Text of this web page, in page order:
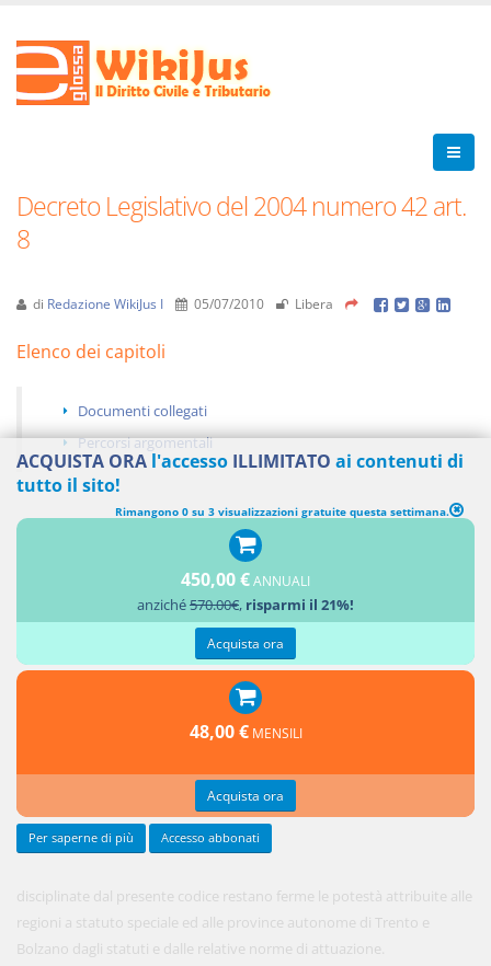
Decreto Legislativo del 2004 numero 42 art.
8
di Redazione WikiJus I 05/07/2010 Libera
Elenco dei capitoli
Documenti collegati
Percorsi argomentali
REGIONI E PROVINCE AD AUTONOMIA SPECIALE
disciplinate dal presente codice restano ferme le potestà attribuite alle
regioni a statuto speciale ed alle province autonome di Trento e
Bolzano dagli statuti e dalle relative norme di attuazione.
ACQUISTA ORA l'accesso ILLIMITATO ai contenuti di
tutto il sito!
Rimangono 0 su 3 visualizzazioni gratuite questa settimana.
450,00 €ANNUALI
anziché570.00€, risparmi il 21%!
Acquista ora
48,00 € MENSILI
Acquista ora
Per saperne di più Accesso abbonati